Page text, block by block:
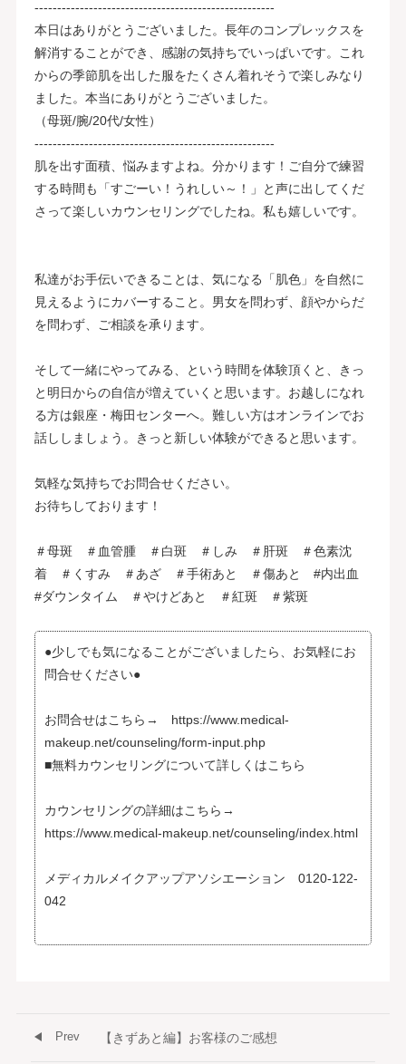
-----------------------------------------------------
本日はありがとうございました。長年のコンプレックスを
解消することができ、感謝の気持ちでいっぱいです。これ
からの季節肌を出した服をたくさん着れそうで楽しみなり
ました。本当にありがとうございました。
（母斑/腕/20代/女性）
-----------------------------------------------------
肌を出す面積、悩みますよね。分かります！ご自分で練習
する時間も「すごーい！うれしい～！」と声に出してくだ
さって楽しいカウンセリングでしたね。私も嬉しいです。
私達がお手伝いできることは、気になる「肌色」を自然に
見えるようにカバーすること。男女を問わず、顔やからだ
を問わず、ご相談を承ります。
そして一緒にやってみる、という時間を体験頂くと、きっ
と明日からの自信が増えていくと思います。お越しになれ
る方は銀座・梅田センターへ。難しい方はオンラインでお
話ししましょう。きっと新しい体験ができると思います。
気軽な気持ちでお問合せください。
お待ちしております！
＃母斑 ＃血管腫 ＃白斑 ＃しみ ＃肝斑 ＃色素沈
着 ＃くすみ ＃あざ ＃手術あと ＃傷あと #内出血
#ダウンタイム ＃やけどあと ＃紅斑 ＃紫斑
●少しでも気になることがございましたら、お気軽にお
問合せください●
お問合せはこちら→ https://www.medical-
makeup.net/counseling/form-input.php
■無料カウンセリングについて詳しくはこちら
カウンセリングの詳細はこちら→
https://www.medical-makeup.net/counseling/index.html
メディカルメイクアップアソシエーション 0120-122-
042
【きずあと編】お客様のご感想
Prev